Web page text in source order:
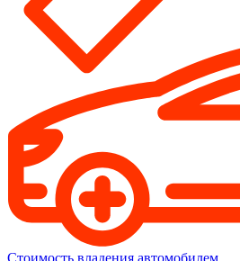
Стоимость владения автомобилем